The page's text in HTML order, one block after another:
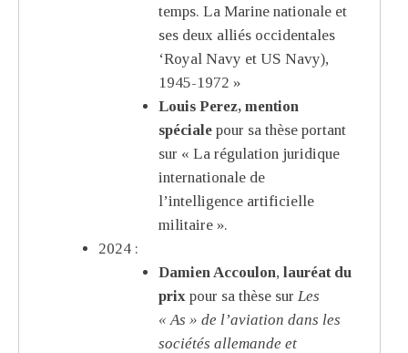
temps. La Marine nationale et
ses deux alliés occidentales
‘Royal Navy et US Navy),
1945-1972 »
Louis Perez, mention
spécialepour sa thèse portant
sur « La régulation juridique
internationale de
l’intelligence artificielle
militaire ».
2024 :
Damien Accoulon, lauréat du
prix pour sa thèse sur Les
« As » de l’aviation dans les
sociétés allemande et